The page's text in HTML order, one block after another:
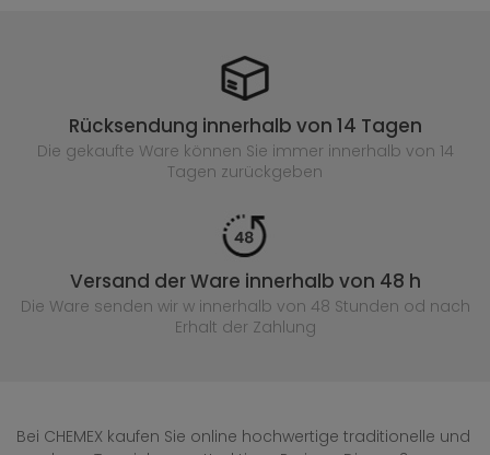
Rücksendung innerhalb von 14 Tagen
Die gekaufte Ware können Sie immer innerhalb von 14
Tagen zurückgeben
Versand der Ware innerhalb von 48 h
Die Ware senden wir w innerhalb von 48 Stunden od nach
Erhalt der Zahlung
Bei CHEMEX kaufen Sie online hochwertige traditionelle und